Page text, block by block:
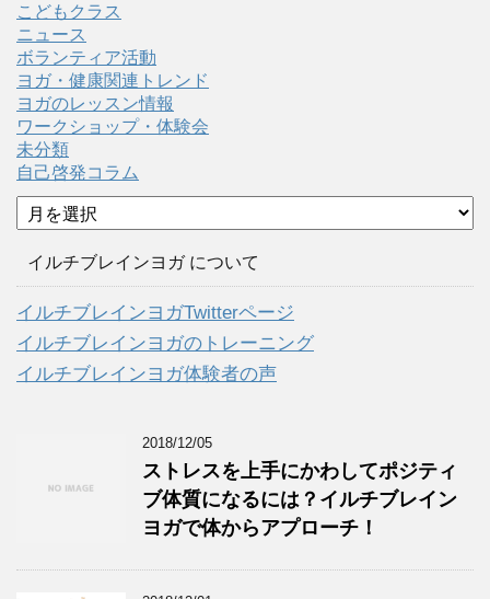
こどもクラス
ニュース
ボランティア活動
ヨガ・健康関連トレンド
ヨガのレッスン情報
ワークショップ・体験会
未分類
自己啓発コラム
ア
ー
イルチブレインヨガ について
イルチブレインヨガTwitterページ
イルチブレインヨガのトレーニング
イルチブレインヨガ体験者の声
2018/12/05
ストレスを上手にかわしてポジティ
ブ体質になるには？イルチブレイン
ヨガで体からアプローチ！